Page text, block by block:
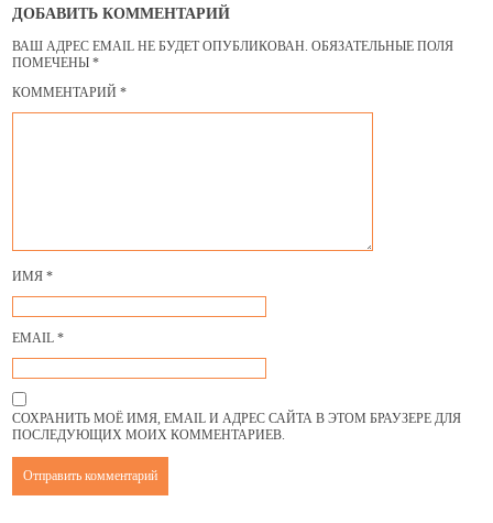
ДОБАВИТЬ КОММЕНТАРИЙ
ВАШ АДРЕС EMAIL НЕ БУДЕТ ОПУБЛИКОВАН. ОБЯЗАТЕЛЬНЫЕ ПОЛЯ
ПОМЕЧЕНЫ*
КОММЕНТАРИЙ*
ИМЯ*
EMAIL*
СОХРАНИТЬ МОЁ ИМЯ, EMAIL И АДРЕС САЙТА В ЭТОМ БРАУЗЕРЕ ДЛЯ
ПОСЛЕДУЮЩИХ МОИХ КОММЕНТАРИЕВ.